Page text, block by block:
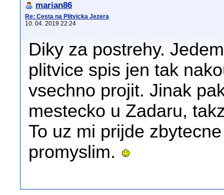
marian86
Re: Cesta na Plitvicka Jezera
10. 04. 2019 22:24
Diky za postrehy.
plitvice spis jen tak
vsechno projit. Jinak
mestecko u Zadaru,
To uz mi prijde
promyslim.